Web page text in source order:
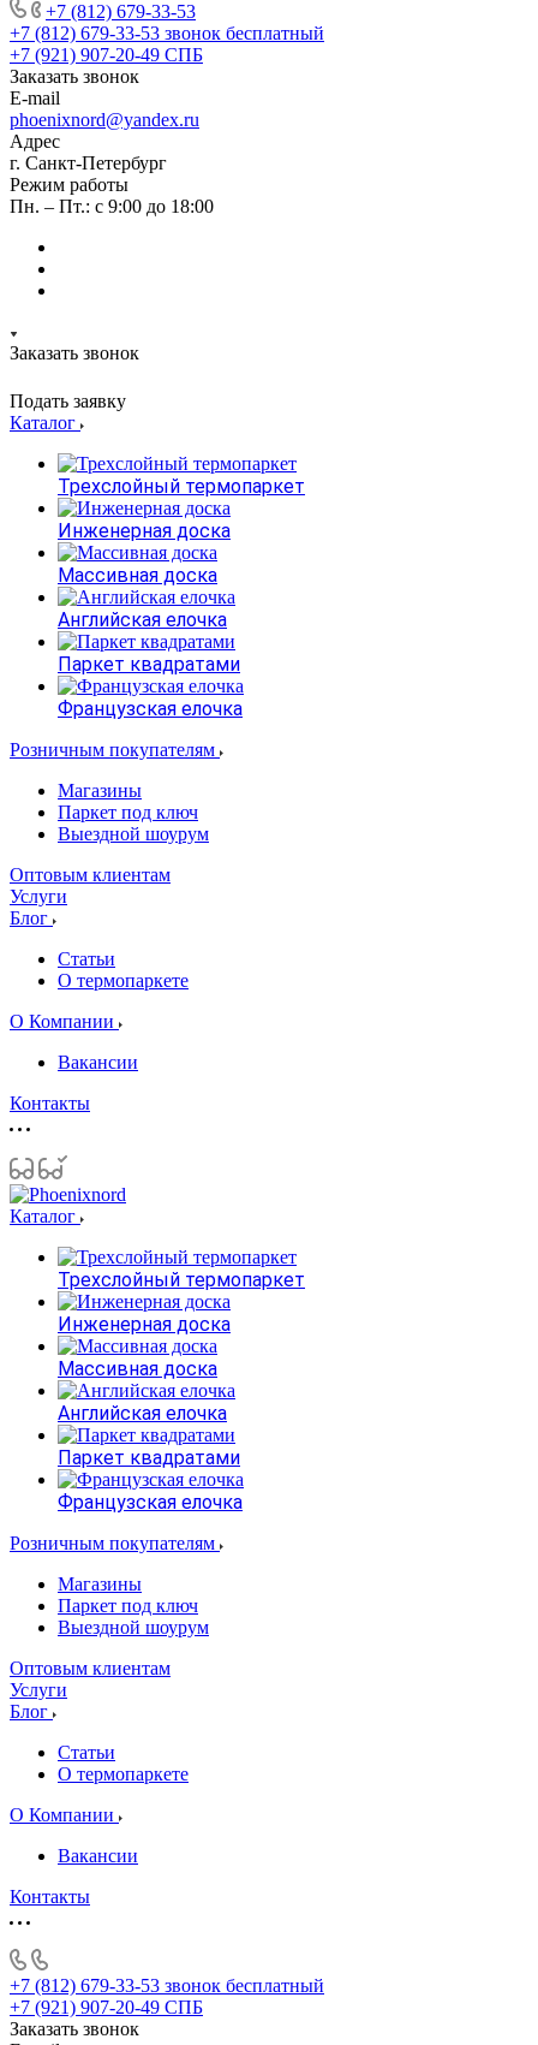
+7 (812) 679-33-53
+7 (812) 679-33-53 звонок бесплатный
+7 (921) 907-20-49 СПБ
Заказать звонок
E-mail
phoenixnord@yandex.ru
Адрес
г. Санкт-Петербург
Режим работы
Пн. – Пт.: с 9:00 до 18:00
Заказать звонок
Подать заявку
Каталог
Трехслойный термопаркет
Инженерная доска
Массивная доска
Английская елочка
Паркет квадратами
Французская елочка
Розничным покупателям
Магазины
Паркет под ключ
Выездной шоурум
Оптовым клиентам
Услуги
Блог
Статьи
О термопаркете
О Компании
Вакансии
Контакты
Каталог
Трехслойный термопаркет
Инженерная доска
Массивная доска
Английская елочка
Паркет квадратами
Французская елочка
Розничным покупателям
Магазины
Паркет под ключ
Выездной шоурум
Оптовым клиентам
Услуги
Блог
Статьи
О термопаркете
О Компании
Вакансии
Контакты
+7 (812) 679-33-53 звонок бесплатный
+7 (921) 907-20-49 СПБ
Заказать звонок